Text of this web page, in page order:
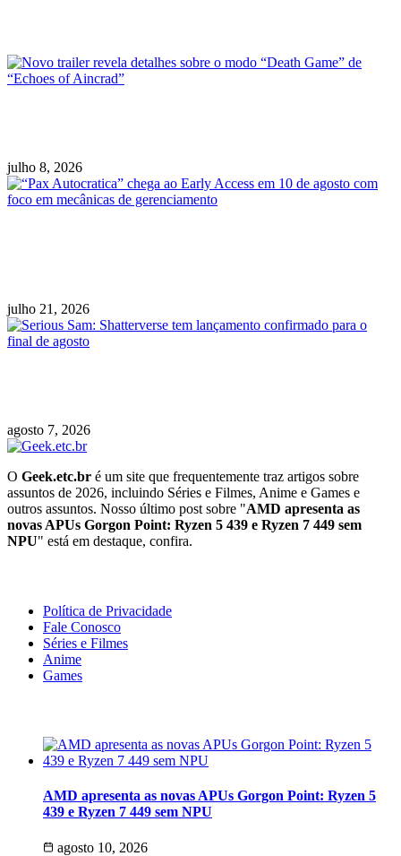
julho 8, 2026
julho 21, 2026
agosto 7, 2026
O Geek.etc.br é um site que frequentemente traz artigos sobre
assuntos de 2026, incluindo Séries e Filmes, Anime e Games e
outros assuntos. Nosso último post sobre "AMD apresenta as
novas APUs Gorgon Point: Ryzen 5 439 e Ryzen 7 449 sem
NPU" está em destaque, confira.
Política de Privacidade
Fale Conosco
Séries e Filmes
Anime
Games
AMD apresenta as novas APUs Gorgon Point: Ryzen 5
439 e Ryzen 7 449 sem NPU
agosto 10, 2026